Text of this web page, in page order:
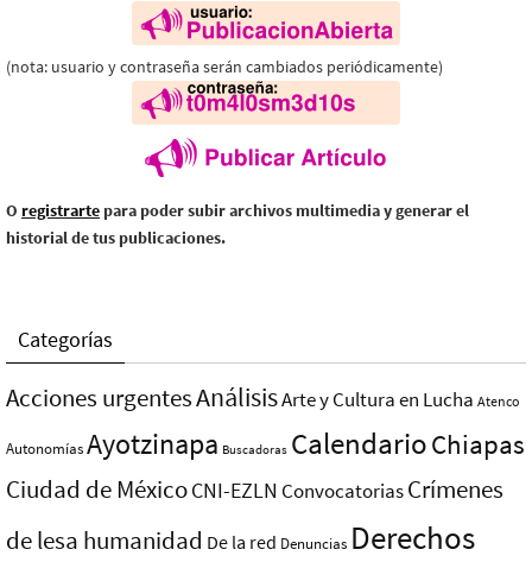
(nota: usuario y contraseña serán cambiados periódicamente)
O registrarte para poder subir archivos multimedia y generar el
historial de tus publicaciones.
Categorías
Acciones urgentesAnálisisArte y Cultura en Lucha Atenco
AutonomíasAyotzinapa Buscadoras CalendarioChiapas
Ciudad de MéxicoCNI-EZLN ConvocatoriasCrímenes
de lesa humanidad De la red Denuncias Derechos